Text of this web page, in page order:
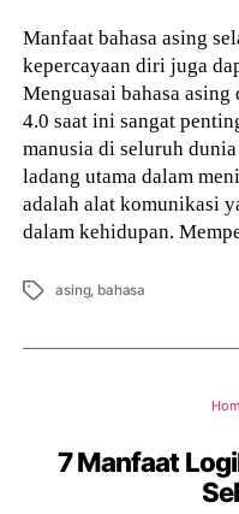
Manfaat bahasa asing
kepercayaan diri juga
Menguasai bahasa
4.0 saat ini sangat
manusia di seluruh
ladang utama dalam
adalah alat komunikasi
dalam kehidupan.
Tags asing, bahasa
7 Manfaat